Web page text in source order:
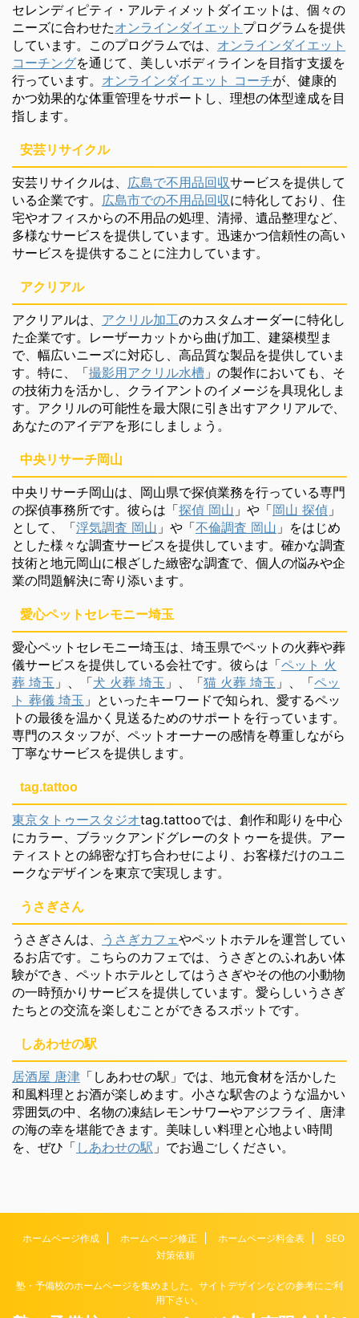
セレンディピティ・アルティメットダイエットは、個々の
ニーズに合わせたオンラインダイエット プログラムを提供
しています。このプログラムでは、 オンラインダイエット
コーチングを通じて、美しいボディラインを目指す支援を
行っています。 オンラインダイエット コーチが、健康的
かつ効果的な体重管理をサポートし、理想の体型達成を目
指します。
安芸リサイクル
安芸リサイクルは、 広島で不用品回収サービスを提供して
いる企業です。 広島市での不用品回収に特化しており、住
宅やオフィスからの不用品の処理、清掃、遺品整理など、
多様なサービスを提供しています。迅速かつ信頼性の高い
サービスを提供することに注力しています。
アクリアル
アクリアルは、 アクリル加工のカスタムオーダーに特化し
た企業です。レーザーカットから曲げ加工、建築模型ま
で、幅広いニーズに対応し、高品質な製品を提供していま
す。特に、「撮影用アクリル水槽 」の製作においても、そ
の技術力を活かし、クライアントのイメージを具現化しま
す。アクリルの可能性を最大限に引き出すアクリアルで、
あなたのアイデアを形にしましょう。
中央リサーチ岡山
中央リサーチ岡山は、岡山県で探偵業務を行っている専門
の探偵事務所です。彼らは「探偵 岡山 」や「岡山 探偵 」
として、「浮気調査 岡山 」や「不倫調査 岡山 」をはじめ
とした様々な調査サービスを提供しています。確かな調査
技術と地元岡山に根ざした緻密な調査で、個人の悩みや企
業の問題解決に寄り添います。
愛心ペットセレモニー埼玉
愛心ペットセレモニー埼玉は、埼玉県でペットの火葬や葬
儀サービスを提供している会社です。彼らは「ペット 火
葬 埼玉 」、「犬 火葬 埼玉 」、「猫 火葬 埼玉 」、「ペッ
ト 葬儀 埼玉 」といったキーワードで知られ、愛するペッ
トの最後を温かく見送るためのサポートを行っています。
専門のスタッフが、ペットオーナーの感情を尊重しながら
丁寧なサービスを提供します。
tag.tattoo
東京タトゥースタジオtag.tattooでは、創作和彫りを中心
にカラー、ブラックアンドグレーのタトゥーを提供。アー
ティストとの綿密な打ち合わせにより、お客様だけのユニ
ークなデザインを東京で実現します。
うさぎさん
うさぎさんは、 うさぎカフェやペットホテルを運営してい
るお店です。こちらのカフェでは、うさぎとのふれあい体
験ができ、ペットホテルとしてはうさぎやその他の小動物
の一時預かりサービスを提供しています。愛らしいうさぎ
たちとの交流を楽しむことができるスポットです。
しあわせの駅
居酒屋 唐津 「しあわせの駅」では、地元食材を活かした
和風料理とお酒が楽しめます。小さな駅舎のような温かい
雰囲気の中、名物の凍結レモンサワーやアジフライ、唐津
の海の幸を堪能できます。美味しい料理と心地よい時間
を、ぜひ「 しあわせの駅 」でお過ごしください。
ホームページ作成 ホームページ修正 ホームページ料金表
SEO
対策依頼
塾・予備校のホームページを集めました。サイトデザインなどの参考にご利
用下さい。